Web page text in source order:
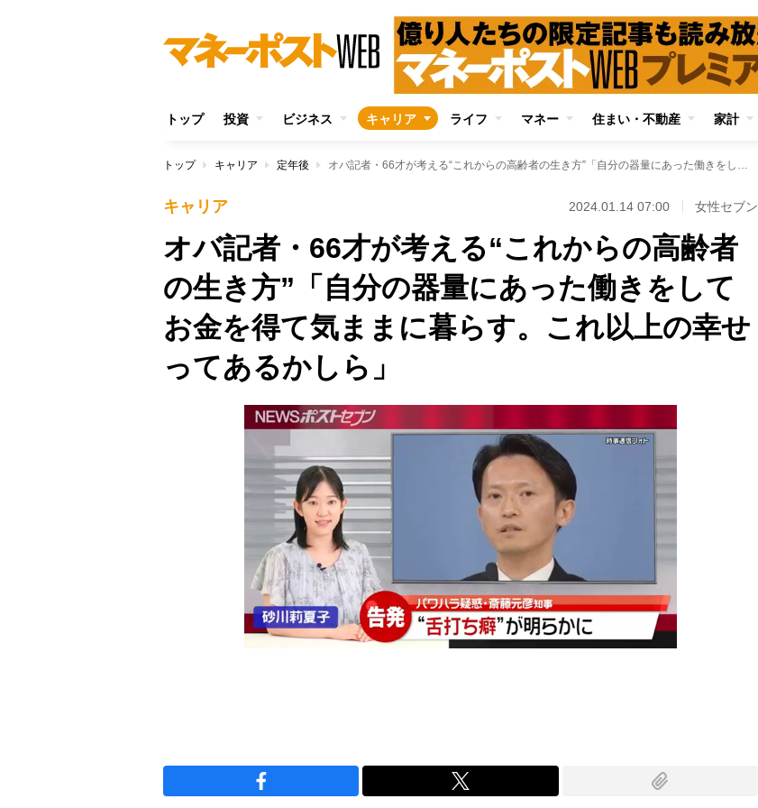
トップ 投資 ビジネス キャリア ライフ マネー 住まい・不動産 家計
トップ キャリア 定年後 オバ記者・66才が考える“これからの高齢者の生き方”「自分の器量にあった働きをしてお金を得て気ままに暮らす。これ以上の幸せってあるかしら」
キャリア 2024.01.14 07:00 女性セブン
オバ記者・66才が考える“これからの高齢者
の生き方”「自分の器量にあった働きをして
お金を得て気ままに暮らす。これ以上の幸せ
ってあるかしら」